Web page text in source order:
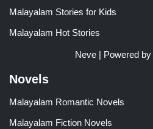
Malayalam Stories for Kids
Malayalam Hot Stories
Neve| Powered by
Novels
Malayalam Romantic Novels
Malayalam Fiction Novels